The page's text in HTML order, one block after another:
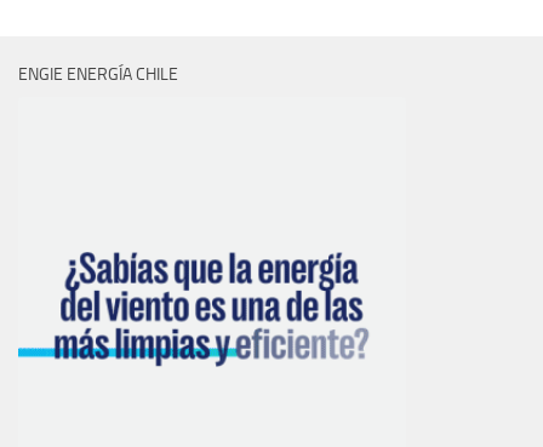
ENGIE ENERGÍA CHILE